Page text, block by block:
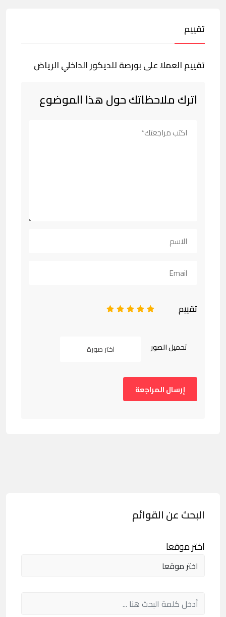
تقييم
تقييم العملا على بورصة للديكور الداخلي الرياض
اترك ملاحظاتك حول هذا الموضوع
تقييم 5
4
3
2
تحميل الصور اختر صورة
البحث عن القوائم
اختر موقعا